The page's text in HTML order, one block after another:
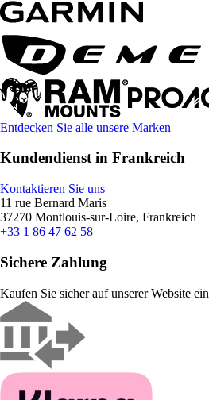
Entdecken Sie alle unsere Marken
Kundendienst in Frankreich
Kontaktieren Sie uns
11 rue Bernard Maris
37270 Montlouis-sur-Loire, Frankreich
+33 1 86 47 62 58
Sichere Zahlung
Kaufen Sie sicher auf unserer Website ein